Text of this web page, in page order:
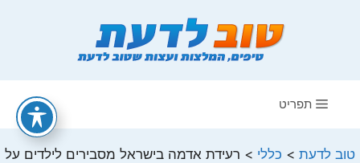
תפריט
טוב לדעת > כללי > רעידת אדמה בישראל מסבירים לילדים על